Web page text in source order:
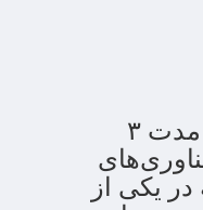
رئیس قوه قضاییه به مدت ۳
یکی از